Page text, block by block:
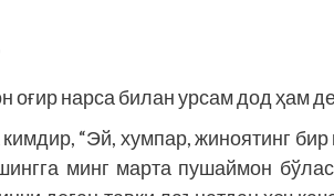
оғир нарса билан урсам дод ҳам
“Эй, хумпар, жиноятинг бир
минг марта пушаймон